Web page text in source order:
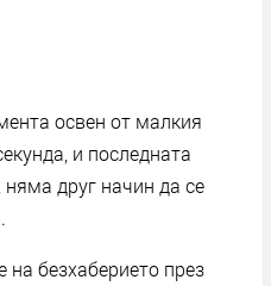
освен от малкия
и последната
друг начин да се
безхаберието през